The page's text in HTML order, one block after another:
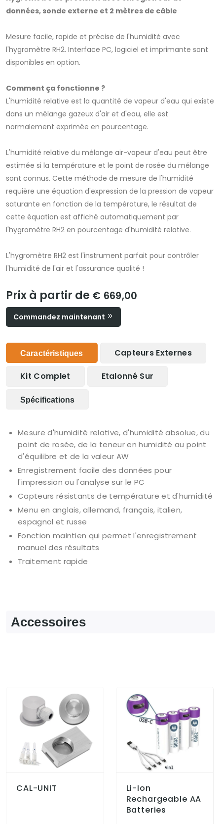
données, sonde externe et 2 mètres de câble
Mesure facile, rapide et précise de l'humidité avec
l'hygromètre RH2. Interface PC, logiciel et imprimante sont
disponibles en option.
Comment ça fonctionne ?
L'humidité relative est la quantité de vapeur d'eau qui existe
dans un mélange gazeux d'air et d'eau, elle est
normalement exprimée en pourcentage.
L'humidité relative du mélange air-vapeur d'eau peut être
estimée si la température et le point de rosée du mélange
sont connus. Cette méthode de mesure de l'humidité
requière une équation d'expression de la pression de vapeur
saturante en fonction de la température, le résultat de
cette équation est affiché automatiquement par
l'hygromètre RH2 en pourcentage d'humidité relative.
L'hygromètre RH2 est l'instrument parfait pour contrôler
l'humidité de l'air et l'assurance qualité !
Prix à partir de € 669,00
Commandez maintenant
Caractéristiques Capteurs Externes
Kit Complet Etalonné Sur
Spécifications
Mesure d'humidité relative, d'humidité absolue, du
point de rosée, de la teneur en humidité au point
d'équilibre et de la valeur AW
Enregistrement facile des données pour
l'impression ou l'analyse sur le PC
Capteurs résistants de température et d'humidité
Menu en anglais, allemand, français, italien,
espagnol et russe
Fonction maintien qui permet l'enregistrement
manuel des résultats
Traitement rapide
Accessoires
CAL-UNIT
Li-Ion
Rechargeable AA
Batteries